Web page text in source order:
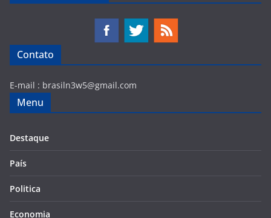
Contato
E-mail : brasiln3w5@gmail.com
Menu
Destaque
País
Politica
Economia